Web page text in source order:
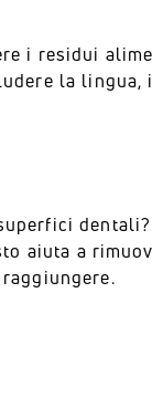
i residui
la
aiuta a